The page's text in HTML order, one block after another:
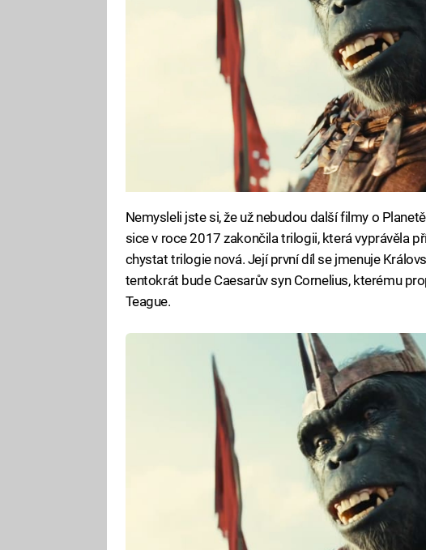
Nemysleli jste si, že už nebudou další filmy o
sice v roce 2017 zakončila trilogii, která vyprávěla
chystat trilogie nová. Její první díl se jmenuje
tentokrát bude Caesarův syn Cornelius, kterému
Teague.